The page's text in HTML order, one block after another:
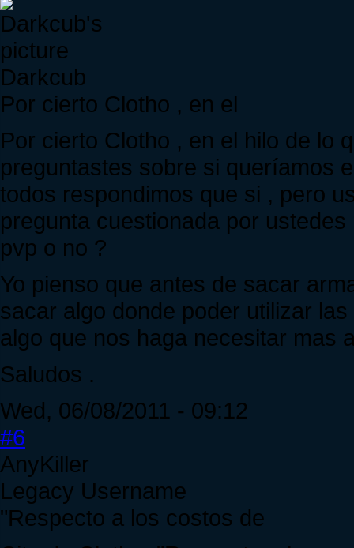
Darkcub
Por cierto Clotho , en el
Por cierto Clotho , en el hilo de lo
preguntastes sobre si queríamos
todos respondimos que si , pero
pregunta cuestionada por
pvp o no ?
Yo pienso que antes de sacar
sacar algo donde poder utilizar
algo que nos haga necesitar mas
Saludos .
Wed, 06/08/2011 - 09:12
#6
AnyKiller
Legacy Username
"Respecto a los costos de